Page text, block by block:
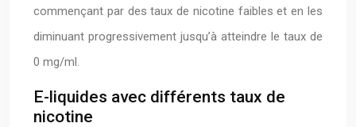
commençant par des taux de nicotine faibles et en les
diminuant progressivement jusqu’à atteindre le taux de
0 mg/ml.
E-liquides avec différents taux de
nicotine